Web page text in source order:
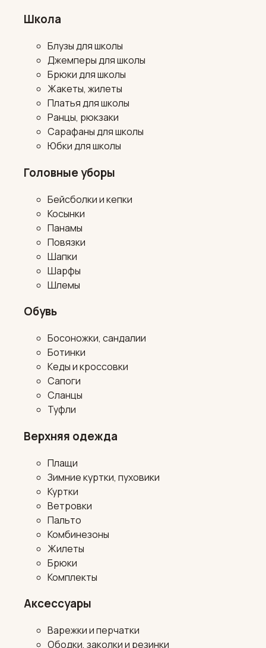
Школа
Блузы для школы
Джемперы для школы
Брюки для школы
Жакеты, жилеты
Платья для школы
Ранцы, рюкзаки
Сарафаны для школы
Юбки для школы
Головные уборы
Бейсболки и кепки
Косынки
Панамы
Повязки
Шапки
Шарфы
Шлемы
Обувь
Босоножки, сандалии
Ботинки
Кеды и кроссовки
Сапоги
Сланцы
Туфли
Верхняя одежда
Плащи
Зимние куртки, пуховики
Куртки
Ветровки
Пальто
Комбинезоны
Жилеты
Брюки
Комплекты
Аксессуары
Варежки и перчатки
Ободки, заколки и резинки